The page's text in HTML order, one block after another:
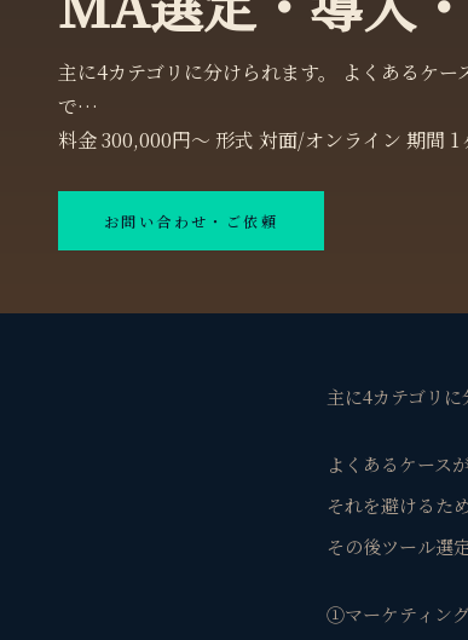
主に4カテゴリに分けられます。 よくあるケ
で…
料金300,000円〜 形式 対面/オンライン 期間 1
お問い合わせ・ご依頼
主に4カテゴリに
よくあるケース
それを避けるた
その後ツール選
①マーケティン